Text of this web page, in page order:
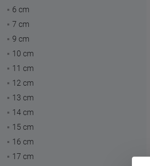
6 cm
7 cm
9 cm
10 cm
11 cm
12 cm
13 cm
14 cm
15 cm
16 cm
17 cm